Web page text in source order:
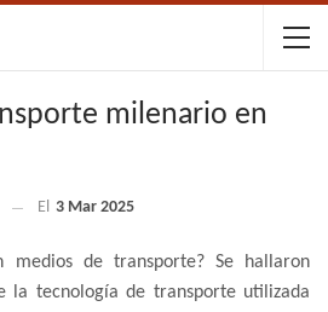
milenario en
El 3 Mar 2025
medios de transporte? Se hallaron
la tecnología de transporte utilizada